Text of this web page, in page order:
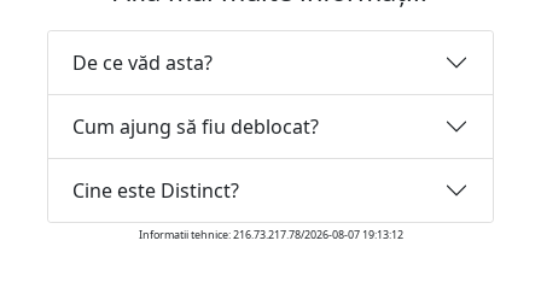
De ce văd asta?
Cum ajung să fiu deblocat?
Cine este Distinct?
Informatii tehnice: 216.73.217.78/2026-08-07 19:13:12